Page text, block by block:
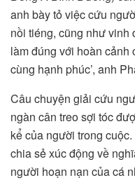
anh bày tỏ việc cứu
nồi tiéng, cũng như vinh
làm đúng với hoàn cảnh
cùng hạnh phúc’, anh
Câu chuyện giải cứu
ngàn cân treo sợi tóc
kể của người trong
chia sẻ xúc động về
người hoạn nạn của cá